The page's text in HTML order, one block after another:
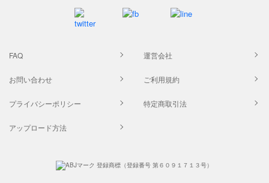
FAQ 運営会社
お問い合わせ ご利用規約
プライバシーポリシー 特定商取引法
アップロード方法